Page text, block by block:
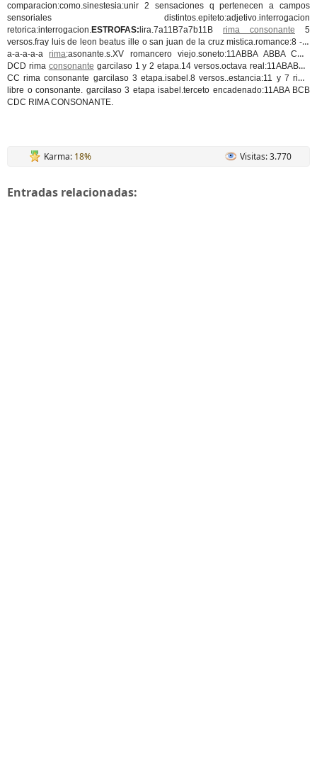
comparacion:como.sinestesia:unir 2 sensaciones q pertenecen a campos
sensoriales distintos.epiteto:adjetivo.interrogacion
retorica:interrogacion.ESTROFAS: lira.7a11B7a7b11B rima consonante 5
versos.fray luis de leon beatus ille o san juan de la cruz mistica.romance:8 -a-
a-a-a-a-arima:asonante.s.XV romancero viejo.soneto:11ABBA ABBA CDC
DCD rima consonante garcilaso 1 y 2 etapa.14 versos.octava real :11ABABAB
CC rima consonante garcilaso 3 etapa.isabel.8 versos..estancia:11 y 7 rima
libre o consonante. garcilaso 3 etapa isabel.terceto encadenado:11ABA BCB
CDC RIMA CONSONANTE.
Karma: 18% Visitas: 3.770
Entradas relacionadas: